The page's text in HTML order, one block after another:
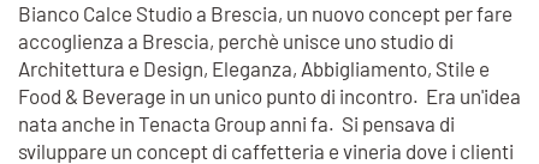
Bianco Calce Studio a Brescia, un nuovo concept per fare
accoglienza a Brescia, perchè unisce uno studio di
Architettura e Design, Eleganza, Abbigliamento, Stile e
Food & Beverage in un unico punto di incontro. Era un'idea
nata anche in Tenacta Group anni fa. Si pensava di
sviluppare un concept di caffetteria e vineria dove i clienti